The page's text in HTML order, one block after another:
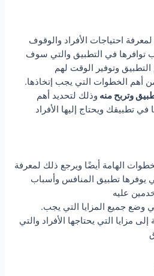
احتياجات الأفراد والوقوف
توافرها في التطبيق والتي سوف
وتوفير الوقت لهم
.وتعتبر فكرة دراسة السوق من أهم الخطوات التي يجب إتخاذها
وتربح منه وذلك لتحديد أهم
في تطبيقك ويحتاج إليها الأفراد
الهامة أيضًا ويرجع ذلك لمعرفة
يوفرها تطبيق المنافس وأسباب
عليه
.بالتالي سوف يساهم ذلك في وضع جميع المزايا التي يجب
مزايا التي يحتاجها الأفراد والتي